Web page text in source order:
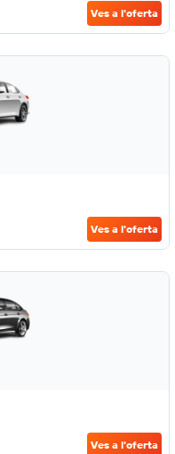
Ves a l'oferta
Ves a l'oferta
Ves a l'oferta